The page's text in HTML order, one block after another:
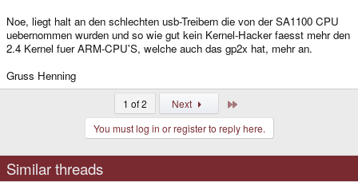
l8r
rSl
Noe, liegt halt an den schlechten usb-Treibern die von der SA1100 CPU
uebernommen wurden und so wie gut kein Kernel-Hacker faesst mehr den
2.4 Kernel fuer ARM-CPU'S, welche auch das gp2x hat, mehr an.
Gruss Henning
1 of 2 Next
You must log in or register to reply here.
Similar threads